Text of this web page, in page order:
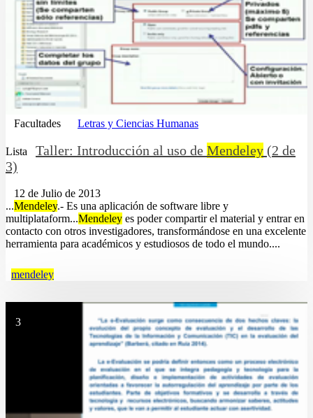
Facultades Letras y Ciencias Humanas
Lista Taller: Introducción al uso de Mendeley (2 de
3)
12 de Julio de 2013
...Mendeley.- Es una aplicación de software libre y
multiplataform...Mendeley es poder compartir el material y entrar en
contacto con otros investigadores, transformándose en una excelente
herramienta para académicos y estudiosos de todo el mundo....
mendeley
3